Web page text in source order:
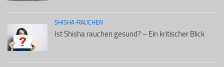
SHISHA-RAUCHEN
Ist Shisha rauchen gesund? – Ein kritischer Blick